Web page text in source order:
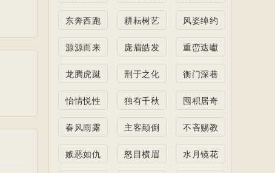
东奔西跑 耕耘树艺 风姿绰约
源源而来 庞眉皓发 重峦迭巘
龙腾虎蹴 刑于之化 衡门深巷
怡情悦性 独有千秋 囤积居奇
春风雨露 主客颠倒 不吝赐教
嫉恶如仇 怒目横眉 水月镜花